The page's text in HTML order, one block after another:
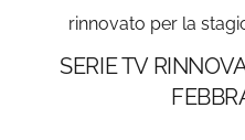
rinnovato per la
SERIE TV